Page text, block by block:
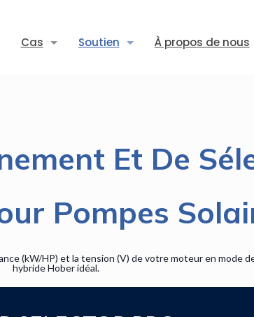
Cas Soutien À propos de nous
Et De
Pompes
(kW/HP) et la tension (V) de votre moteur en mode
hybride Hober idéal.